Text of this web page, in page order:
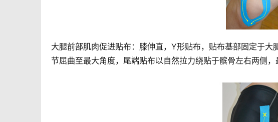
大腿前部肌肉促进贴布：膝伸直，Y形贴布，贴布基部固定于
节屈曲至最大角度，尾端贴布以自然拉力绕贴于髌骨左右两侧，